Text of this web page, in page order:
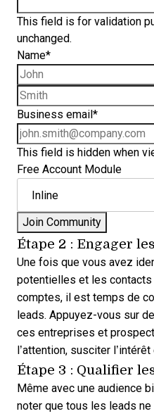
This field is for validation
unchanged.
Name*
Business email *
This field is hidden when
Free Account Module
Étape 2 : Engager
Une fois que vous avez
potentielles et les
comptes, il est temps de
leads. Appuyez-vous sur
ces entreprises et
l’attention, susciter l’intérêt
Étape 3 : Qualifier
Même avec une audience
noter que tous les leads ne